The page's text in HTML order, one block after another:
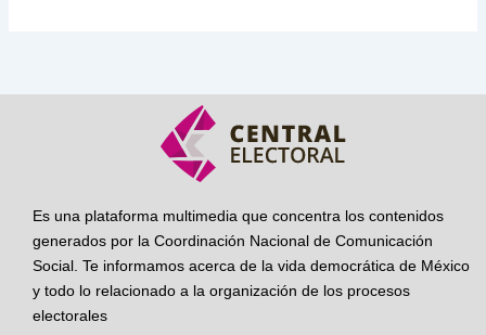
Es una plataforma multimedia que concentra los contenidos
generados por la Coordinación Nacional de Comunicación
Social. Te informamos acerca de la vida democrática de México
y todo lo relacionado a la organización de los procesos
electorales